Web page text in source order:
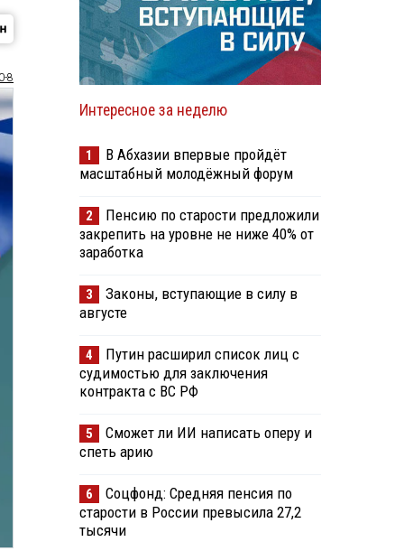
8
Интересное за неделю
1
В Абхазии впервые пройдёт
масштабный молодёжный форум
2
Пенсию по старости предложили
закрепить на уровне не ниже 40% от
заработка
3
Законы, вступающие в силу в
августе
4
Путин расширил список лиц с
судимостью для заключения
контракта с ВС РФ
5
Сможет ли ИИ написать оперу и
спеть арию
6
Соцфонд: Средняя пенсия по
старости в России превысила 27,2
тысячи